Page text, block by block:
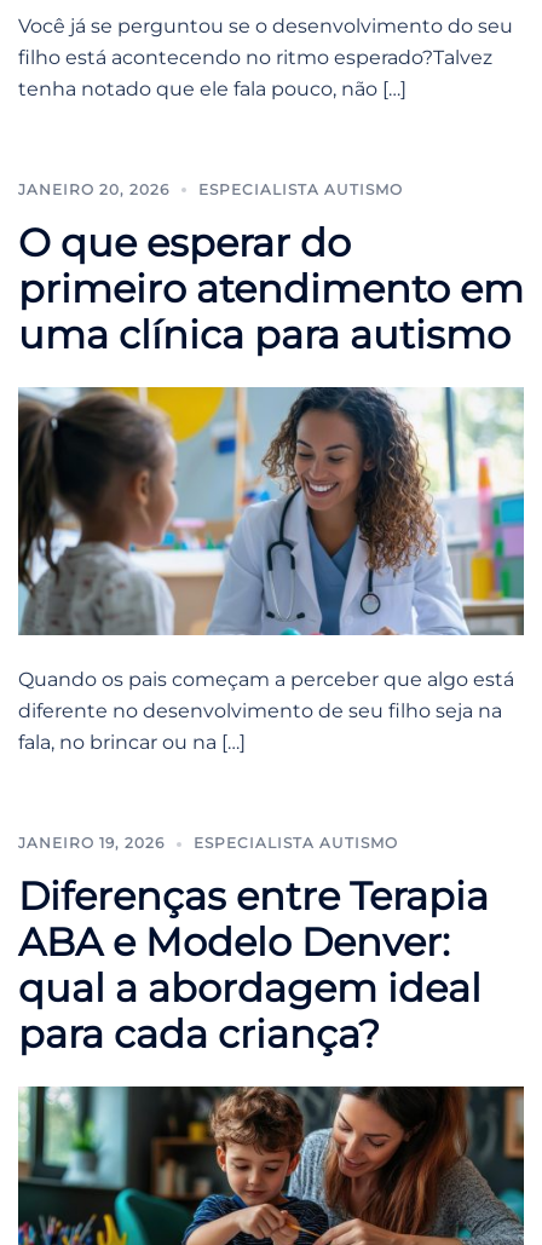
Você já se perguntou se o desenvolvimento do seu
filho está acontecendo no ritmo esperado?Talvez
tenha notado que ele fala pouco, não […]
JANEIRO 20, 2026 ESPECIALISTA AUTISMO
O que esperar do
primeiro atendimento em
uma clínica para autismo
Quando os pais começam a perceber que algo está
diferente no desenvolvimento de seu filho seja na
fala, no brincar ou na […]
JANEIRO 19, 2026 ESPECIALISTA AUTISMO
Diferenças entre Terapia
ABA e Modelo Denver:
qual a abordagem ideal
para cada criança?